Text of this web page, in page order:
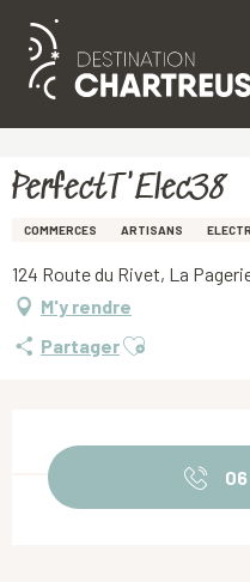
Aller
principal
PerfectT'Elec38
COMMERCES ARTISANS
124 Route du Rivet, La
M'y rendre
PartagerAjouter aux
06